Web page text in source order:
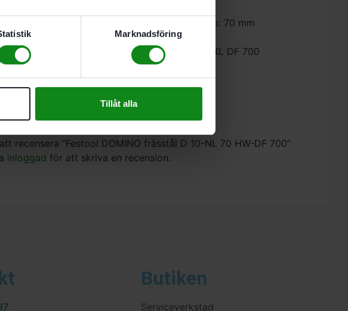
Marknadsföring
Tillåt alla
av plugghål på 10 mm. Maximalt fräsdjup: 70 mm
med gängor för förbindningsfräs DOMINO XL DF 700
mm
än.
recensera ”Festool DOMINO frässtål D 10-NL 70 HW-DF 700”
inloggad för att skriva en recension.
Butiken
Serviceverkstad